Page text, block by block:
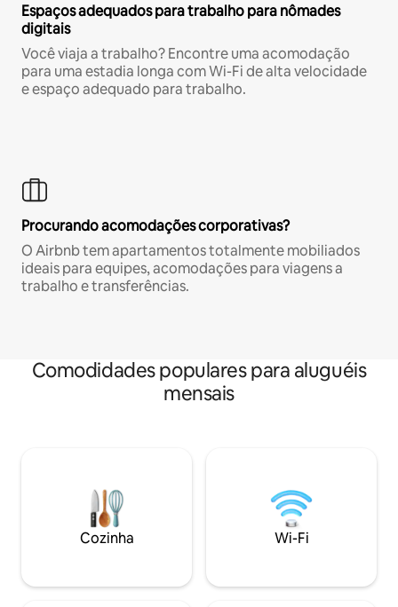
Espaços adequados para trabalho para nômades
digitais
Você viaja a trabalho? Encontre uma acomodação
para uma estadia longa com Wi-Fi de alta velocidade
e espaço adequado para trabalho.
Procurando acomodações corporativas?
O Airbnb tem apartamentos totalmente mobiliados
ideais para equipes, acomodações para viagens a
trabalho e transferências.
Comodidades populares para aluguéis
mensais
Cozinha Wi-Fi